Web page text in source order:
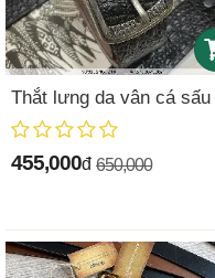
Thắt lưng da vân cá sấu
455,000đ 650,000